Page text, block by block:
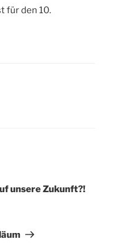
für den 10.
unsere Zukunft?!